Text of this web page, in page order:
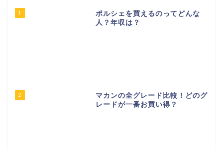
1
ポルシェを買えるのってどんな
人？年収は？
2
マカンの全グレード比較！どのグ
レードが一番お買い得？